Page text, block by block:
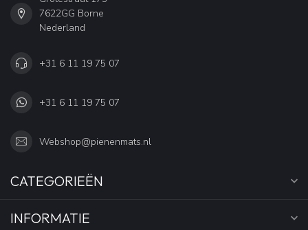
7622GG Borne
Nederland
+31 6 11 19 75 07
+31 6 11 19 75 07
Webshop@pienenmats.nl
CATEGORIEËN
INFORMATIE